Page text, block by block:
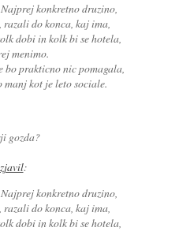
konkretno druzino,
razali do konca, kaj ima,
dobi in kolk bi se hotela,
menimo.
bo prakticno nic pomagala,
manj kot je leto sociale.
gozda?
:
konkretno druzino,
razali do konca, kaj ima,
dobi in kolk bi se hotela,